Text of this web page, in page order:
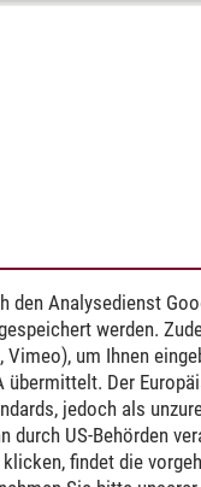
den Analysedienst
werden.
Vimeo), um Ihnen
übermittelt. Der
jedoch als
durch US-Behörden
findet die